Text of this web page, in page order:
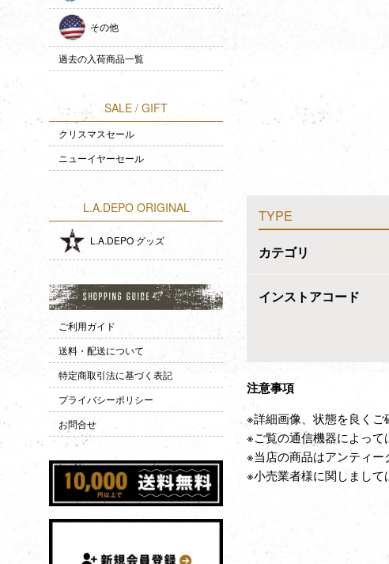
その他
過去の入荷商品一覧
SALE / GIFT
クリスマスセール
ニューイヤーセール
L.A.DEPO ORIGINAL
L.A.DEPO グッズ
ご利用ガイド
送料・配送について
特定商取引法に基づく表記
プライバシーポリシー
お問合せ
TYPE
カテゴリ
インストアコード
注意事項
※詳細画像、状態を良くご
※ご覧の通信機器によって
※当店の商品はアンティー
※小売業者様に関しまして